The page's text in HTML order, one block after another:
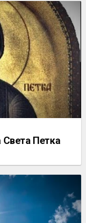
Света Петка